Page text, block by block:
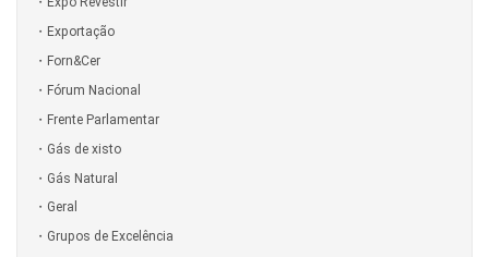
Exportação
Forn&Cer
Fórum Nacional
Frente Parlamentar
Gás de xisto
Gás Natural
Geral
Grupos de Excelência